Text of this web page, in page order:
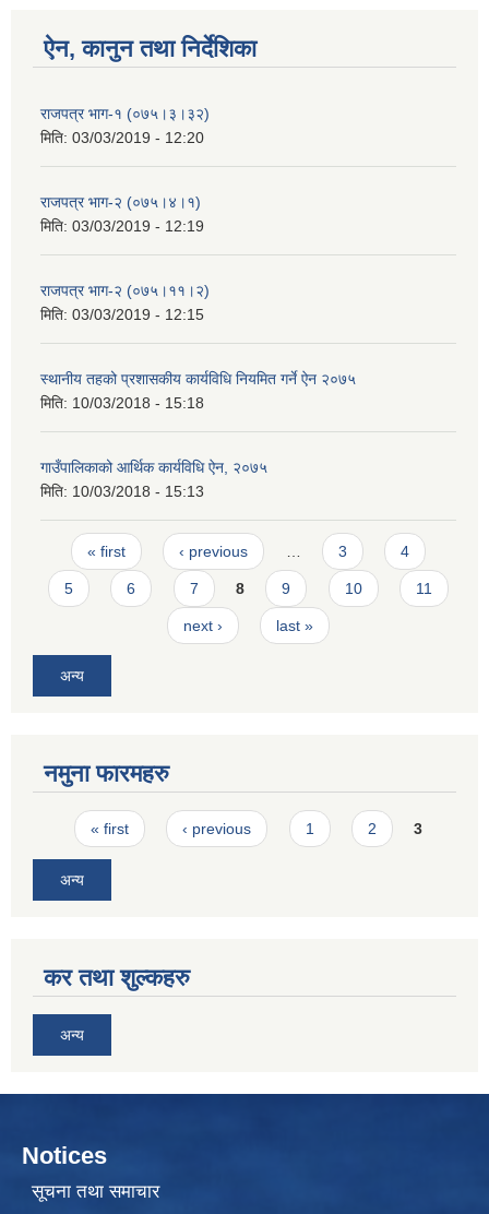
ऐन, कानुन तथा निर्देशिका
राजपत्र भाग-१ (०७५।३।३२)
मिति: 03/03/2019 - 12:20
राजपत्र भाग-२ (०७५।४।१)
मिति: 03/03/2019 - 12:19
राजपत्र भाग-२ (०७५।११।२)
मिति: 03/03/2019 - 12:15
स्थानीय तहको प्रशासकीय कार्यविधि नियमित गर्ने ऐन २०७५
मिति: 10/03/2018 - 15:18
गाउँपालिकाको आर्थिक कार्यविधि ऐन, २०७५
मिति: 10/03/2018 - 15:13
Pages
« first ‹ previous 3 4
5 6 7 8 9 10 11
next › last »
अन्य
नमुना फारमहरु
Pages
« first ‹ previous 1 2 3
अन्य
कर तथा शुल्कहरु
अन्य
Notices
सूचना तथा समाचार